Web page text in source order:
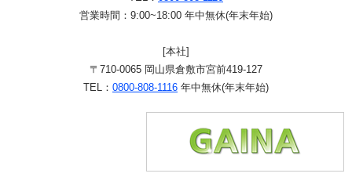
営業時間：9:00~18:00 年中無休(年末年始)
[本社]
〒710-0065 岡山県倉敷市宮前419-127
TEL： 0800-808-1116 年中無休(年末年始)